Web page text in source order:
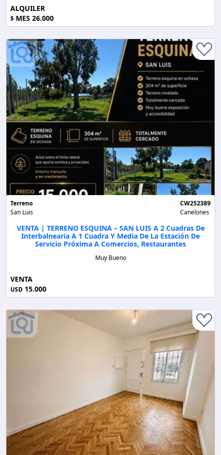
ALQUILER
$ MES 26.000
Terreno
San Luis
CW252389
Canelones
VENTA | TERRENO ESQUINA – SAN LUIS A 2 Cuadras De
Interbalnearia A 1 Cuadra Y Media De La Estación De
Servicio Próxima A Comercios, Restaurantes
Muy Bueno
VENTA
USD 15.000